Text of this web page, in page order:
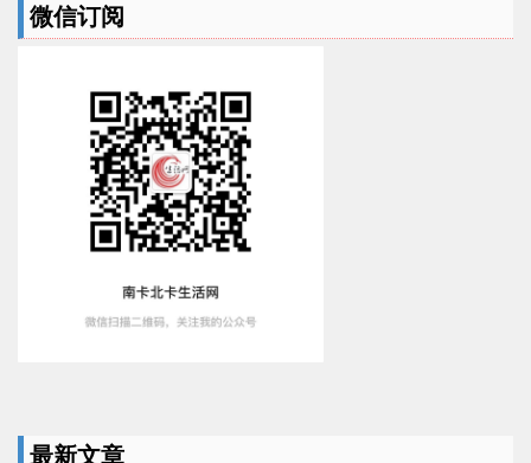
微信订阅
最新文章